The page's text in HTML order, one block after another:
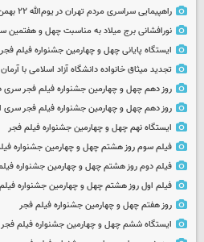
راهپیمایی سراسری مردم تهران در یوم‌الله ۲۲ بهمن
نورافشانی برج میلاد به مناسبت چهل‌ و هفتمین
ایستگاه پایانی چهل و چهارمین جشنواره فیلم فجر
تجدید میثاق خانواده دانشگاه آزاد اسلامی با
روز دهم چهل و چهارمین جشنواره فیلم فجر سری
روز دهم چهل و چهارمین جشنواره فیلم فجر سری
ایستگاه نهم چهل و چهارمین جشنواره فیلم فجر
فیلم سوم روز هشتم چهل و چهارمین جشنواره
فیلم دوم روز هشتم چهل و چهارمین جشنواره
فیلم اول روز هشتم چهل و چهارمین جشنواره
روز هفتم چهل و چهارمین جشنواره فیلم فجر
ایستگاه ششم چهل و چهارمین جشنواره فیلم فجر